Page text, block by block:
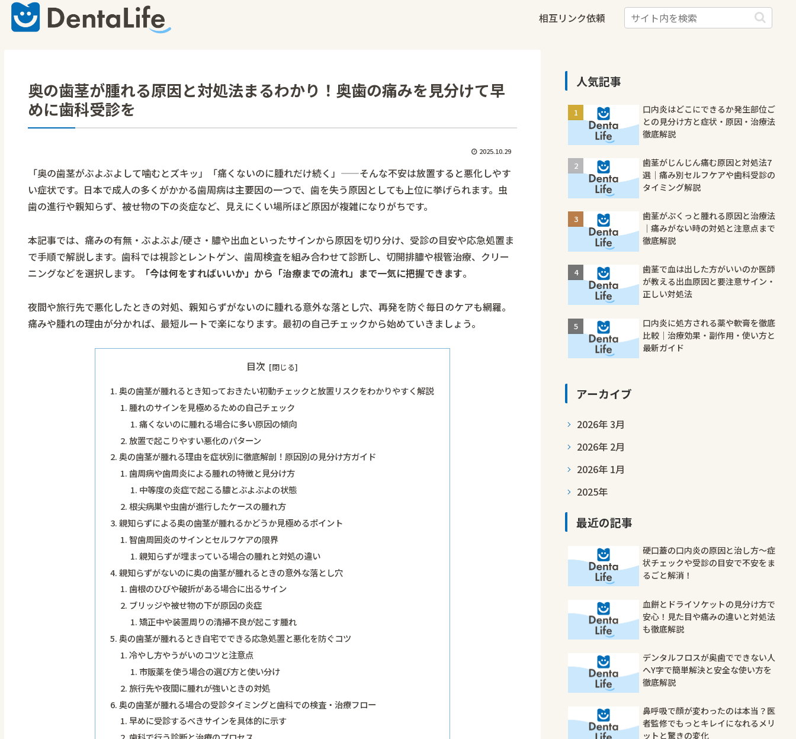
相互リンク依頼
奥の歯茎が腫れる原因と対処法まるわかり！奥歯の痛みを見分けて早
めに歯科受診を
2025.10.29
「奥の歯茎がぶよぶよして噛むとズキッ」「痛くないのに腫れだけ続く」——そんな不安は放置すると悪化しやす
い症状です。日本で成人の多くがかかる歯周病は主要因の一つで、歯を失う原因としても上位に挙げられます。虫
歯の進行や親知らず、被せ物の下の炎症など、見えにくい場所ほど原因が複雑になりがちです。
本記事では、痛みの有無・ぶよぶよ/硬さ・膿や出血といったサインから原因を切り分け、受診の目安や応急処置ま
で手順で解説します。歯科では視診とレントゲン、歯周検査を組み合わせて診断し、切開排膿や根管治療、クリー
ニングなどを選択します。
「今は何をすればいいか」から「治療までの流れ」まで一気に把握できます。
夜間や旅行先で悪化したときの対処、親知らずがないのに腫れる意外な落とし穴、再発を防ぐ毎日のケアも網羅。
痛みや腫れの理由が分かれば、最短ルートで楽になります。最初の自己チェックから始めていきましょう。
目次
奥の歯茎が腫れるとき知っておきたい初動チェックと放置リスクをわかりやすく解説
腫れのサインを見極めるための自己チェック
痛くないのに腫れる場合に多い原因の傾向
放置で起こりやすい悪化のパターン
奥の歯茎が腫れる理由を症状別に徹底解剖！原因別の見分け方ガイド
歯周病や歯周炎による腫れの特徴と見分け方
中等度の炎症で起こる膿とぶよぶよの状態
根尖病巣や虫歯が進行したケースの腫れ方
親知らずによる奥の歯茎が腫れるかどうか見極めるポイント
智歯周囲炎のサインとセルフケアの限界
親知らずが埋まっている場合の腫れと対処の違い
親知らずがないのに奥の歯茎が腫れるときの意外な落とし穴
歯根のひびや破折がある場合に出るサイン
ブリッジや被せ物の下が原因の炎症
矯正中や装置周りの清掃不良が起こす腫れ
奥の歯茎が腫れるとき自宅でできる応急処置と悪化を防ぐコツ
冷やし方やうがいのコツと注意点
市販薬を使う場合の選び方と使い分け
旅行先や夜間に腫れが強いときの対処
奥の歯茎が腫れる場合の受診タイミングと歯科での検査・治療フロー
早めに受診するべきサインを具体的に示す
人気記事
口内炎はどこにできるか発生部位ご
との見分け方と症状・原因・治療法
徹底解説
歯茎がじんじん痛む原因と対処法7
選｜痛み別セルフケアや歯科受診の
タイミング解説
歯茎がぷくっと腫れる原因と治療法
｜痛みがない時の対処と注意点まで
徹底解説
歯茎で血は出した方がいいのか医師
が教える出血原因と要注意サイン・
正しい対処法
口内炎に処方される薬や軟膏を徹底
比較｜治療効果・副作用・使い方と
最新ガイド
アーカイブ
2026年 3月
2026年 2月
2026年 1月
2025年
最近の記事
硬口蓋の口内炎の原因と治し方〜症
状チェックや受診の目安で不安をま
るごと解消！
血餅とドライソケットの見分け方で
安心！見た目や痛みの違いと対処法
も徹底解説
デンタルフロスが奥歯でできない人
へY字で簡単解決と安全な使い方を
徹底解説
鼻呼吸で顔が変わったのは本当？医
者監修でもっとキレイになれるメリ
ットと驚きの変化